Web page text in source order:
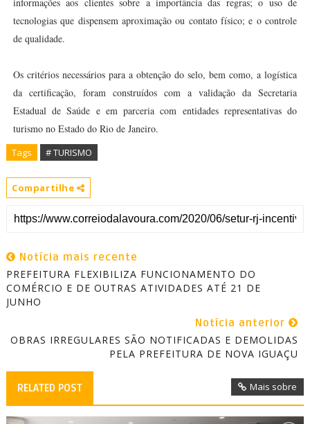
tecnologias que dispensem aproximação ou contato físico; e o controle
de qualidade.
Os critérios necessários para a obtenção do selo, bem como, a logística
da certificação, foram construídos com a validação da Secretaria
Estadual de Saúde e em parceria com entidades representativas do
turismo no Estado do Rio de Janeiro.
Tags # TURISMO
Compartilhe
Notícia mais recente
PREFEITURA FLEXIBILIZA FUNCIONAMENTO DO
COMÉRCIO E DE OUTRAS ATIVIDADES ATÉ 21 DE
JUNHO
Notícia anterior
OBRAS IRREGULARES SÃO NOTIFICADAS E DEMOLIDAS
PELA PREFEITURA DE NOVA IGUAÇU
RELATED POST Mais sobre